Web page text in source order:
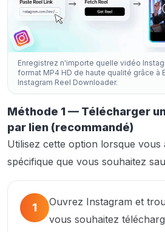
Enregistrez n'importe quelle vidéo
format MP4 HD de haute qualité grâce à
Instagram Reel Downloader.
Méthode 1 — Télécharger
par lien (recommandé)
Utilisez cette option lorsque vous
spécifique que vous souhaitez
1
Ouvrez Instagram et
vous souhaitez